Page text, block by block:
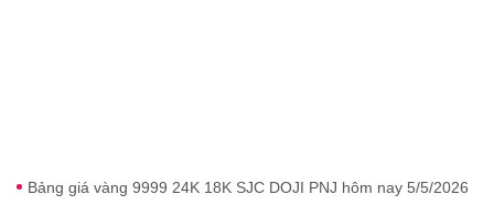
Bảng giá vàng 9999 24K 18K SJC DOJI PNJ hôm nay 5/5/2026